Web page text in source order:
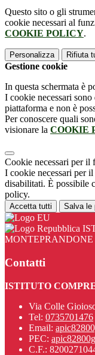
Questo sito o gli
cookie necessari al
COOKIE POLICY.
Personalizza Rifiuta
Gestione cookie
In questa schermata è
I cookie necessari
piattaforma e non è
Per conoscere quali
visionare la COOKIE
Cookie necessari per il
I cookie necessari per
disabilitati. È possibile
policy.
Accetta tutti Salva le
MONTEPRANDONE
Contatti
ISTITUTO
Via Colle
Tel: 0735701476
Email:
PEC:
C.F.: